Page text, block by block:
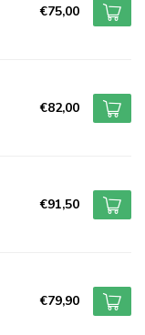
€75,00
€82,00
€91,50
€79,90